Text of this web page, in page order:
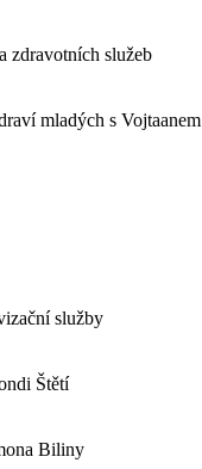
zdravotních služeb
mladých s Vojtaanem
služby
Štětí
Biliny